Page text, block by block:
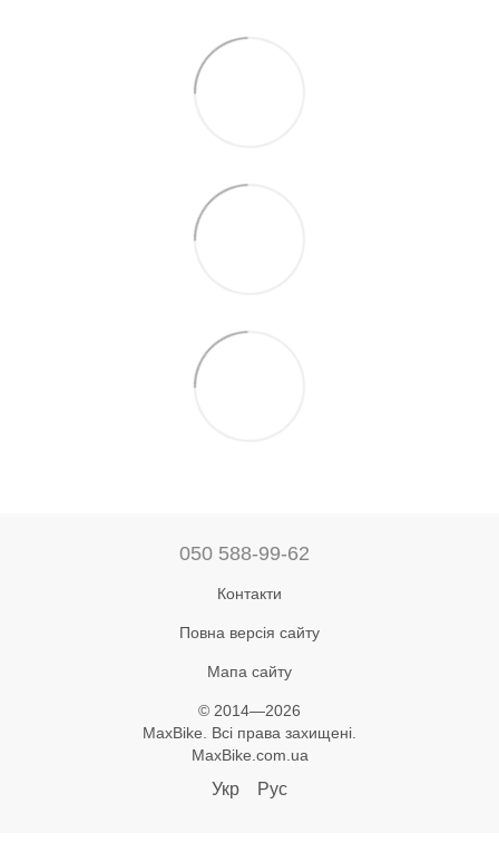
050 588-99-62
Контакти
Повна версія сайту
Мапа сайту
© 2014—2026
MaxBike. Всі права захищені.
MaxBike.com.ua
Укр Рус